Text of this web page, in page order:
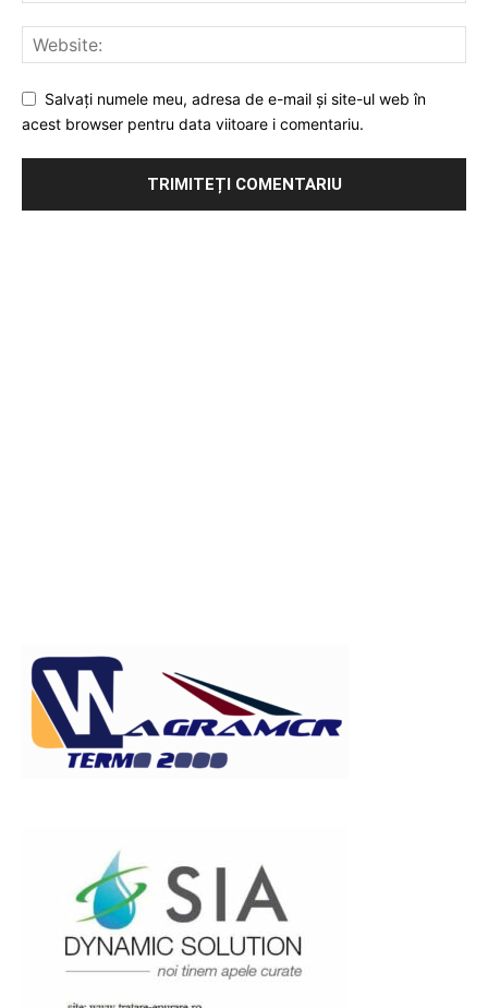
Salvați numele meu, adresa de e-mail și site-ul web în
acest browser pentru data viitoare i comentariu.